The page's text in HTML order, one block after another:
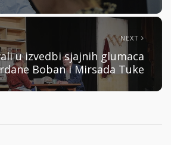
NEXT
u izvedbi sjajnih glumaca
Boban i Mirsada Tuke